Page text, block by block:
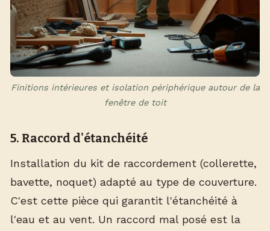
Finitions intérieures et isolation périphérique autour de la
fenêtre de toit
5. Raccord d'étanchéité
Installation du kit de raccordement (collerette,
bavette, noquet) adapté au type de couverture.
C'est cette pièce qui garantit l'étanchéité à
l'eau et au vent. Un raccord mal posé est la